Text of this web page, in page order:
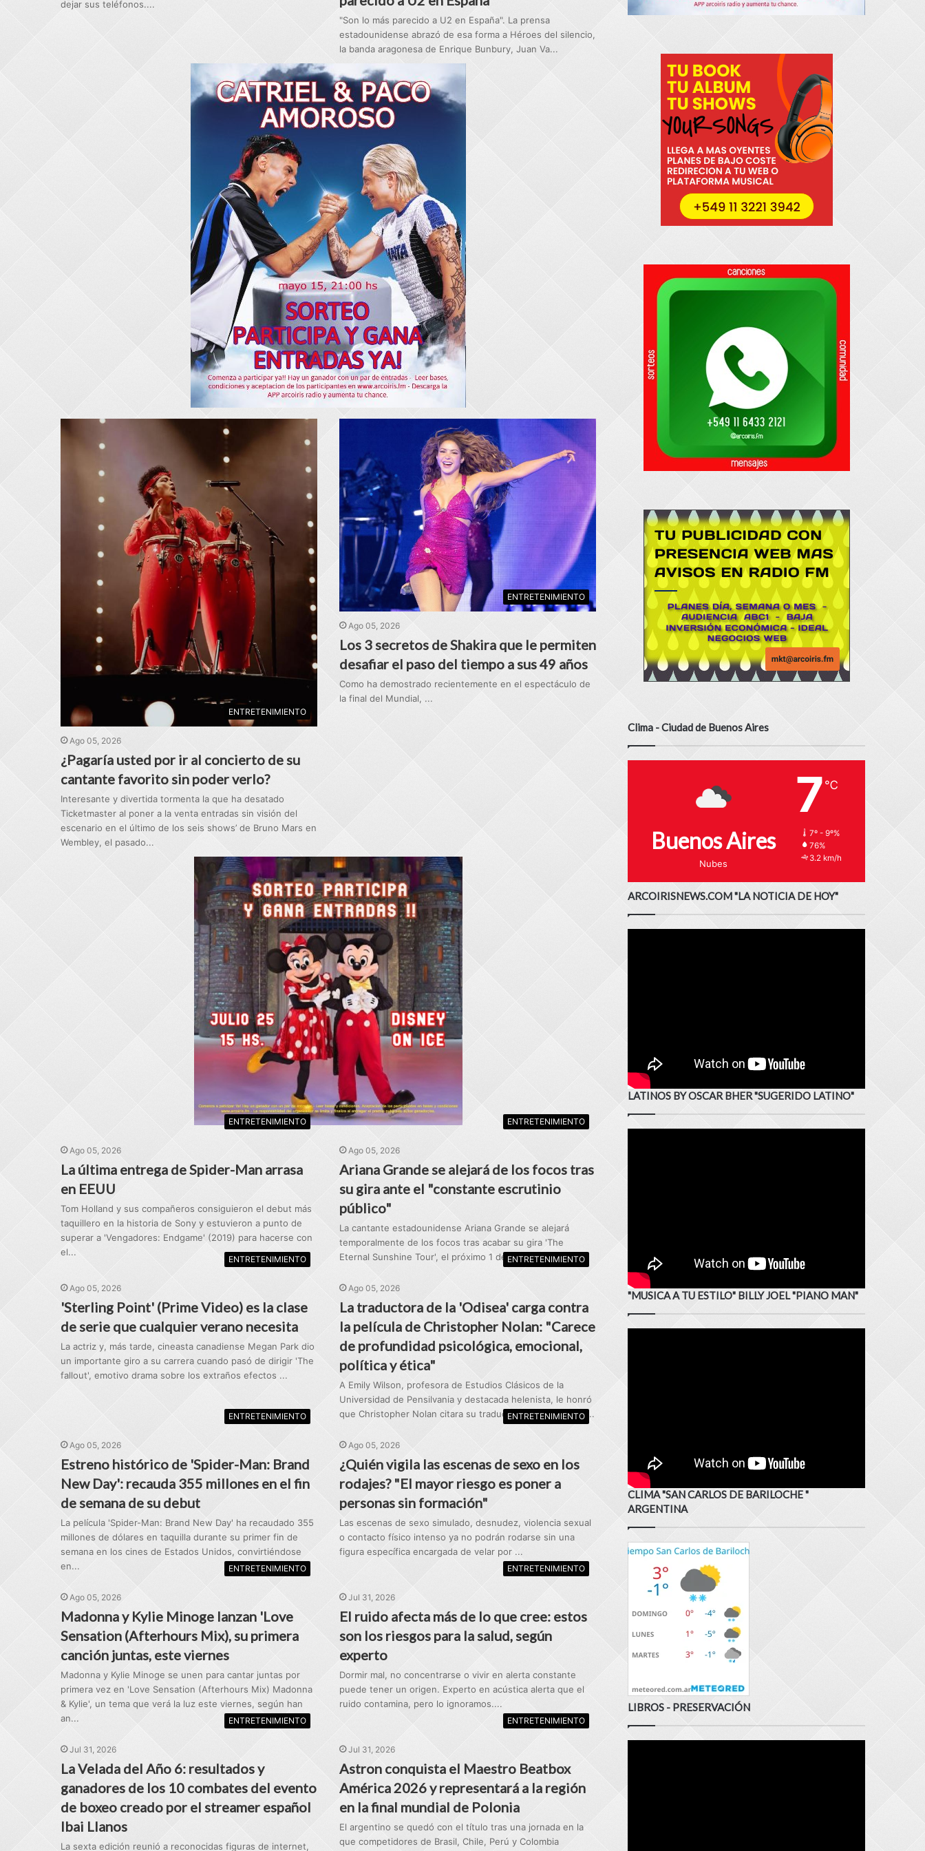
dejar sus teléfonos....
"Son lo más parecido a U2 en España". La prensa
estadounidense abrazó de esa forma a Héroes del silencio,
la banda aragonesa de Enrique Bunbury, Juan Va...
ENTRETENIMIENTO
Ago 05, 2026
¿Pagaría usted por ir al concierto de su
cantante favorito sin poder verlo?
Interesante y divertida tormenta la que ha desatado
Ticketmaster al poner a la venta entradas sin visión del
escenario en el último de los seis shows’ de Bruno Mars en
Wembley, el pasado...
ENTRETENIMIENTO
Ago 05, 2026
Los 3 secretos de Shakira que le permiten
desafiar el paso del tiempo a sus 49 años
Como ha demostrado recientemente en el espectáculo de
la final del Mundial, ...
ENTRETENIMIENTO
Ago 05, 2026
La última entrega de Spider-Man arrasa
en EEUU
Tom Holland y sus compañeros consiguieron el debut más
taquillero en la historia de Sony y estuvieron a punto de
superar a 'Vengadores: Endgame' (2019) para hacerse con
el...
ENTRETENIMIENTO
Ago 05, 2026
Ariana Grande se alejará de los focos tras
su gira ante el "constante escrutinio
público"
La cantante estadounidense Ariana Grande se alejará
temporalmente de los focos tras acabar su gira 'The
Eternal Sunshine Tour', el próximo 1 de septiembre...
ENTRETENIMIENTO
Ago 05, 2026
'Sterling Point' (Prime Video) es la clase
de serie que cualquier verano necesita
La actriz y, más tarde, cineasta canadiense Megan Park dio
un importante giro a su carrera cuando pasó de dirigir 'The
fallout', emotivo drama sobre los extraños efectos ...
ENTRETENIMIENTO
Ago 05, 2026
La traductora de la 'Odisea' carga contra
la película de Christopher Nolan: "Carece
de profundidad psicológica, emocional,
política y ética"
A Emily Wilson, profesora de Estudios Clásicos de la
Universidad de Pensilvania y destacada helenista, le honró
que Christopher Nolan citara su traducción de la 'Odisea',...
ENTRETENIMIENTO
Ago 05, 2026
Estreno histórico de 'Spider-Man: Brand
New Day': recauda 355 millones en el fin
de semana de su debut
La película 'Spider-Man: Brand New Day' ha recaudado 355
millones de dólares en taquilla durante su primer fin de
semana en los cines de Estados Unidos, convirtiéndose
en...
ENTRETENIMIENTO
Ago 05, 2026
¿Quién vigila las escenas de sexo en los
rodajes? "El mayor riesgo es poner a
personas sin formación"
Las escenas de sexo simulado, desnudez, violencia sexual
o contacto físico intenso ya no podrán rodarse sin una
figura específica encargada de velar por ...
ENTRETENIMIENTO
Ago 05, 2026
Madonna y Kylie Minoge lanzan 'Love
Sensation (Afterhours Mix), su primera
canción juntas, este viernes
Madonna y Kylie Minoge se unen para cantar juntas por
primera vez en 'Love Sensation (Afterhours Mix) Madonna
& Kylie', un tema que verá la luz este viernes, según han
an...
ENTRETENIMIENTO
Jul 31, 2026
El ruido afecta más de lo que cree: estos
son los riesgos para la salud, según
experto
Dormir mal, no concentrarse o vivir en alerta constante
puede tener un origen. Experto en acústica alerta que el
ruido contamina, pero lo ignoramos....
ENTRETENIMIENTO
Jul 31, 2026
La Velada del Año 6: resultados y
ganadores de los 10 combates del evento
de boxeo creado por el streamer español
Ibai Llanos
La sexta edición reunió a reconocidas figuras de internet,
ENTRETENIMIENTO
Jul 31, 2026
Astron conquista el Maestro Beatbox
América 2026 y representará a la región
en la final mundial de Polonia
El argentino se quedó con el título tras una jornada en la
que competidores de Brasil, Chile, Perú y Colombia
Clima - Ciudad de Buenos Aires
Buenos Aires
Nubes
7 ℃
7º - 9º%
76%
3.2 km/h
ARCOIRISNEWS.COM "LA NOTICIA DE HOY"
LATINOS BY OSCAR BHER "SUGERIDO LATINO"
"MUSICA A TU ESTILO" BILLY JOEL "PIANO MAN"
CLIMA "SAN CARLOS DE BARILOCHE "
ARGENTINA
LIBROS - PRESERVACIÓN